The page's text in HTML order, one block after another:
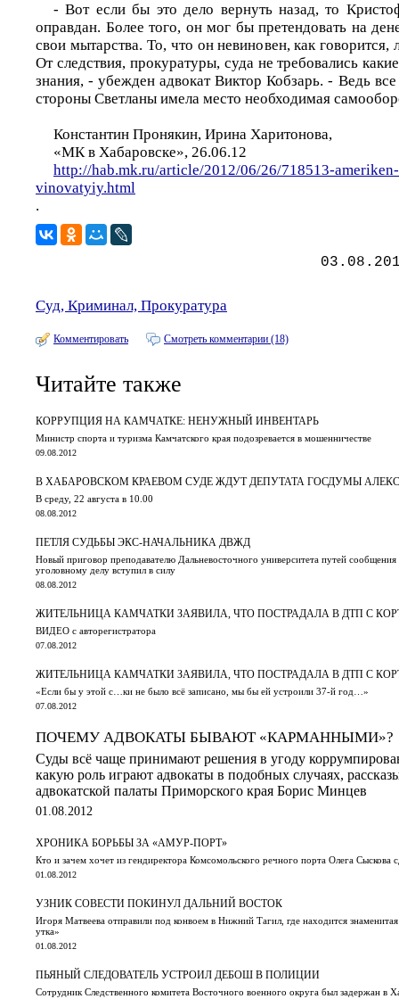
- Вот если бы это дело вернуть назад, то
оправдан. Более того, он мог бы претендовать на
свои мытарства. То, что он невиновен, как говорится,
От следствия, прокуратуры, суда не требовались
знания, - убежден адвокат Виктор Кобзарь. - Ведь
стороны Светланы имела место необходимая
Константин Пронякин, Ирина Харитонова,
«МК в Хабаровске», 26.06.12
http://hab.mk.ru/article/2012/06/26/718513-
vinovatyiy.html
.
Суд, Криминал, Прокуратура
Комментировать Смотреть комментарии (18)
Читайте также
КОРРУПЦИЯ НА КАМЧАТКЕ: НЕНУЖНЫЙ ИНВЕНТАРЬ
Министр спорта и туризма Камчатского края подозревается в мошенничестве
09.08.2012
В ХАБАРОВСКОМ КРАЕВОМ СУДЕ ЖДУТ ДЕПУТАТА ГОСДУМЫ
В среду, 22 августа в 10.00
08.08.2012
ПЕТЛЯ СУДЬБЫ ЭКС-НАЧАЛЬНИКА ДВЖД
Новый приговор преподавателю Дальневосточного университета путей
уголовному делу вступил в силу
08.08.2012
ЖИТЕЛЬНИЦА КАМЧАТКИ ЗАЯВИЛА, ЧТО ПОСТРАДАЛА В ДТП С
ВИДЕО с авторегистратора
07.08.2012
ЖИТЕЛЬНИЦА КАМЧАТКИ ЗАЯВИЛА, ЧТО ПОСТРАДАЛА В ДТП С
«Если бы у этой с…ки не было всё записано, мы бы ей устроили 37-й год…»
07.08.2012
ПОЧЕМУ АДВОКАТЫ БЫВАЮТ «КАРМАННЫМИ»?
Суды всё чаще принимают решения в угоду
какую роль играют адвокаты в подобных случаях,
адвокатской палаты Приморского края Борис Минцев
01.08.2012
ХРОНИКА БОРЬБЫ ЗА «АМУР-ПОРТ»
Кто и зачем хочет из гендиректора Комсомольского речного порта Олега Сыскова
01.08.2012
УЗНИК СОВЕСТИ ПОКИНУЛ ДАЛЬНИЙ ВОСТОК
Игоря Матвеева отправили под конвоем в Нижний Тагил, где находится
утка»
01.08.2012
ПЬЯНЫЙ СЛЕДОВАТЕЛЬ УСТРОИЛ ДЕБОШ В ПОЛИЦИИ
Сотрудник Следственного комитета Восточного военного округа был задержан в